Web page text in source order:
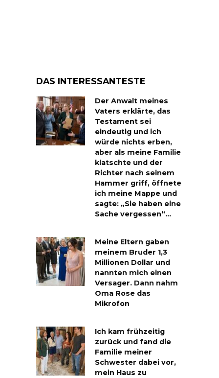
DAS INTERESSANTESTE
Der Anwalt meines
Vaters erklärte, das
Testament sei
eindeutig und ich
würde nichts erben,
aber als meine Familie
klatschte und der
Richter nach seinem
Hammer griff, öffnete
ich meine Mappe und
sagte: „Sie haben eine
Sache vergessen“…
Meine Eltern gaben
meinem Bruder 1,3
Millionen Dollar und
nannten mich einen
Versager. Dann nahm
Oma Rose das
Mikrofon
Ich kam frühzeitig
zurück und fand die
Familie meiner
Schwester dabei vor,
mein Haus zu